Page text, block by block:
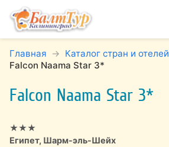
Главная Каталог стран и отелей
Falcon Naama Star 3*
Falcon Naama Star 3*
★★★
Египет, Шарм-эль-Шейх